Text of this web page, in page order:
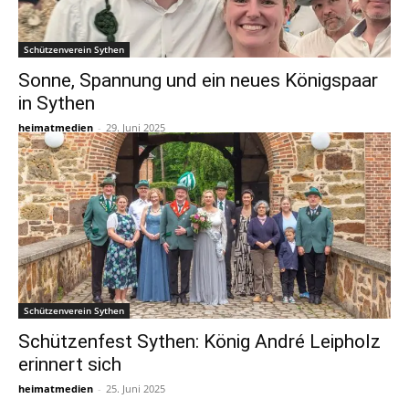
Schützenverein Sythen
Sonne, Spannung und ein neues Königspaar
in Sythen
heimatmedien - 29. Juni 2025
Schützenverein Sythen
Schützenfest Sythen: König André Leipholz
erinnert sich
heimatmedien - 25. Juni 2025